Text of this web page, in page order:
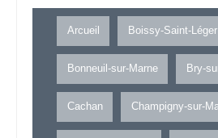
Arcueil Boissy-Saint-Léger
Bonneuil-sur-Marne Bry-
Cachan Champigny-sur-